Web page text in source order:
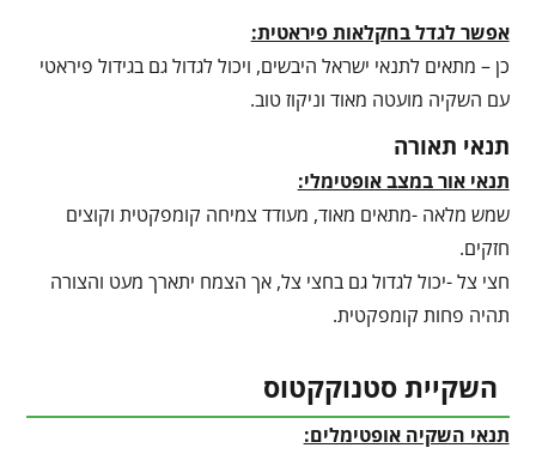
אפשר לגדל בחקלאות פיראטית:
כן – מתאים לתנאי ישראל היבשים, ויכול לגדול גם בגידול פיראטי
עם השקיה מועטה מאוד וניקוז טוב.
תנאי תאורה
תנאי אור במצב אופטימלי:
שמש מלאה -מתאים מאוד, מעודד צמיחה קומפקטית וקוצים
חזקים.
חצי צל -יכול לגדול גם בחצי צל, אך הצמח יתארך מעט והצורה
תהיה פחות קומפקטית.
השקיית סטנוקקטוס
תנאי השקיה אופטימלים: